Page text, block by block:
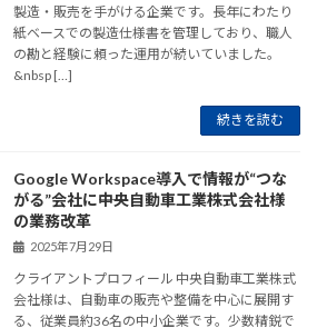
製造・販売を手がける企業です。長年にわたり
紙ベースでの製造仕様書を管理しており、職人
の勘と経験に頼った運用が続いていました。
&nbsp […]
続きを読む
Google Workspace導入で情報が“つな
がる”会社に――中央自動車工業株式会社様
の業務改革
2025年7月29日
クライアントプロフィール 中央自動車工業株式
会社様は、自動車の販売や整備を中心に展開す
る、従業員約36名の中小企業です。少数精鋭で